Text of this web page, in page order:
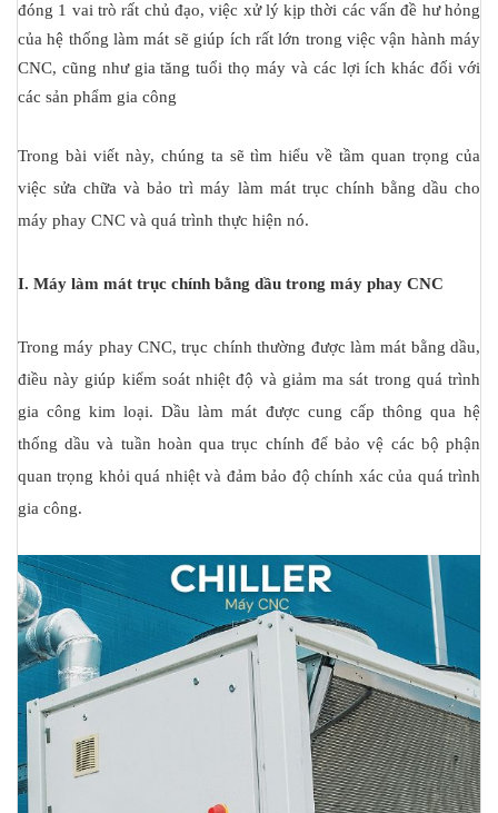
đóng 1 vai trò rất chủ đạo, việc xử lý kịp thời các vấn đề hư hỏng
của hệ thống làm mát sẽ giúp ích rất lớn trong việc vận hành máy
CNC, cũng như gia tăng tuổi thọ máy và các lợi ích khác đối với
các sản phẩm gia công
Trong bài viết này, chúng ta sẽ tìm hiểu về tầm quan trọng của
việc sửa chữa và bảo trì máy làm mát trục chính bằng dầu cho
máy phay CNC và quá trình thực hiện nó.
I. Máy làm mát trục chính bằng dầu trong máy phay CNC
Trong máy phay CNC, trục chính thường được làm mát bằng dầu,
điều này giúp kiểm soát nhiệt độ và giảm ma sát trong quá trình
gia công kim loại. Dầu làm mát được cung cấp thông qua hệ
thống dầu và tuần hoàn qua trục chính để bảo vệ các bộ phận
quan trọng khỏi quá nhiệt và đảm bảo độ chính xác của quá trình
gia công.